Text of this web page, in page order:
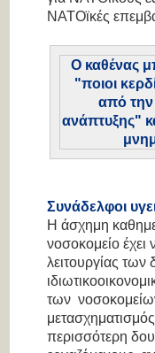
ΝΑΤΟϊκές
Ο καθένας
"ποιοι
από την
ανάπτυξης"
Συνάδελφοι
Η άσχημη
νοσοκομείο
λειτουργίας
των
περισσότερη